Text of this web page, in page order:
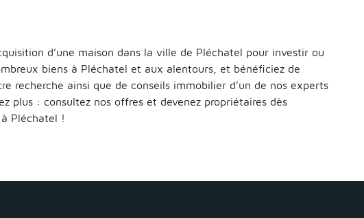
d’une maison dans la ville de Pléchatel pour investir ou
biens à Pléchatel et aux alentours, et bénéficiez de
recherche ainsi que de conseils immobilier d’un de nos experts
plus : consultez nos offres et devenez propriétaires dès
Pléchatel !